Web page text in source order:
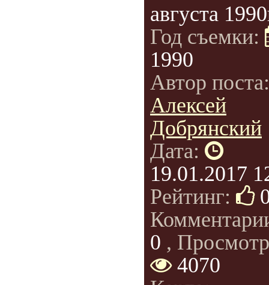
августа
Год съемки:
1990
Автор
Алексей
Добрянский
Дата:
19.01.2017
Рейтинг:
0 ,
4070